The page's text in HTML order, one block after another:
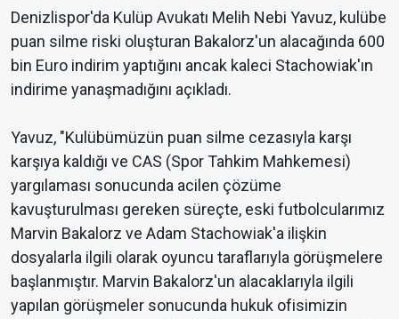
Denizlispor'da Kulüp Avukatı Melih Nebi Yavuz, kulübe
puan silme riski oluşturan Bakalorz'un alacağında 600
bin Euro indirim yaptığını ancak kaleci Stachowiak'ın
indirime yanaşmadığını açıkladı.
Yavuz, "Kulübümüzün puan silme cezasıyla karşı
karşıya kaldığı ve CAS (Spor Tahkim Mahkemesi)
yargılaması sonucunda acilen çözüme
kavuşturulması gereken süreçte, eski futbolcularımız
Marvin Bakalorz ve Adam Stachowiak'a ilişkin
dosyalarla ilgili olarak oyuncu taraflarıyla görüşmelere
başlanmıştır. Marvin Bakalorz'un alacaklarıyla ilgili
yapılan görüşmeler sonucunda hukuk ofisimizin